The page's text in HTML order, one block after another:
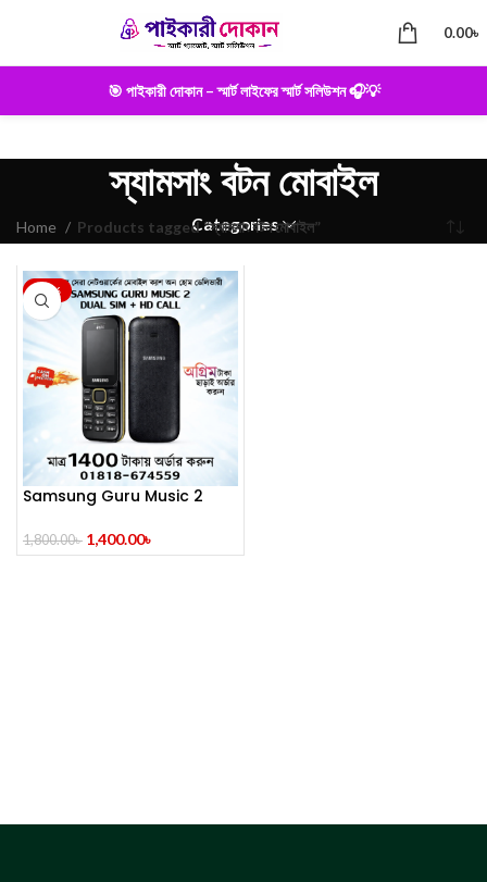
0.00৳
🎯 পাইকারী দোকান – স্মার্ট লাইফের স্মার্ট সলিউশন 🎧💡
স্যামসাং বটন মোবাইল
Categories
Home Products tagged “স্যামসাং বটন মোবাইল”
-22%
Samsung Guru Music 2
1,800.00৳ 1,400.00৳